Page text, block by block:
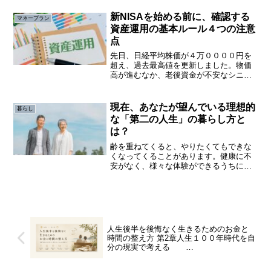
割を終え、時間や心に少し余裕が生まれ
る一方で、健康の変化や人...
マネープラン
新NISAを始める前に、確認する
資産運用の基本ルール４つの注意
点
先日、日経平均株価が４万００００円を
超え、過去最高値を更新しました。物価
高が進むなか、老後資金が不安なシニア
始める前に、資産運用の基本ルールを理
解しておくことが大事です。
暮らし
現在、あなたが望んでいる理想的
な「第二の人生」の暮らし方と
は？
齢を重ねてくると、やりたくてもできな
くなってくることがあります。健康に不
安がなく、様々な体験ができるうちに、
人生後半を後悔なく生きるためのお金と
時間の整え方 第2章人生１００年時代を自
分の現実で考える